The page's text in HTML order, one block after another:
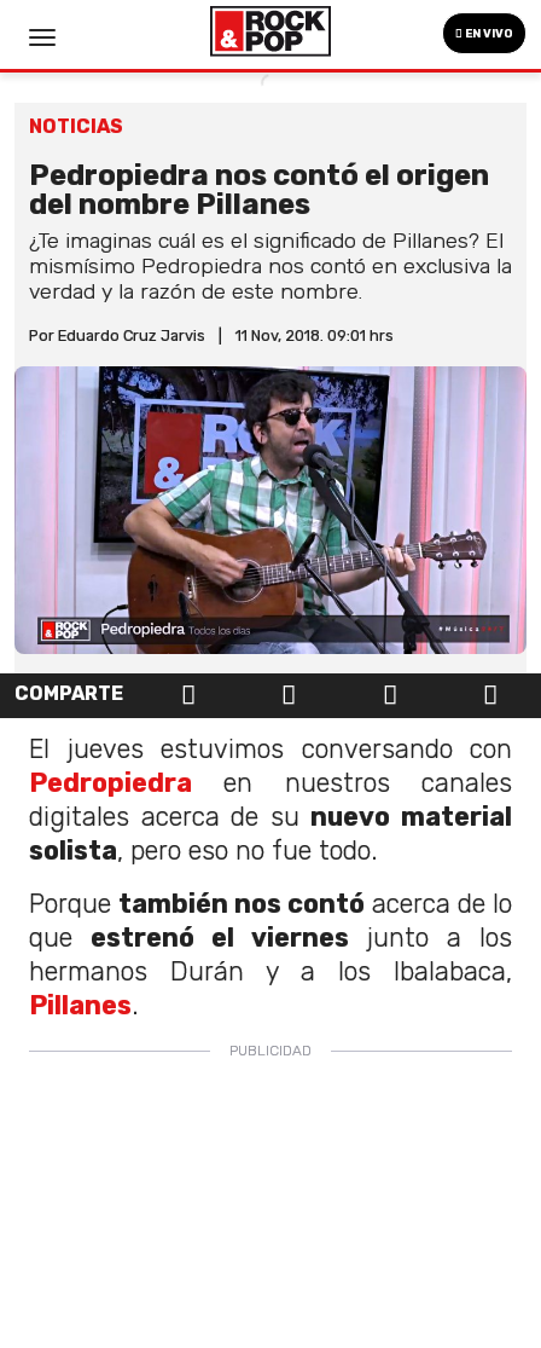
EN VIVO
NOTICIAS
Pedropiedra nos contó el origen
del nombre Pillanes
¿Te imaginas cuál es el significado de Pillanes? El
mismísimo Pedropiedra nos contó en exclusiva la
verdad y la razón de este nombre.
Por Eduardo Cruz Jarvis 11 Nov, 2018. 09:01 hrs
COMPARTE
El jueves estuvimos conversando con
Pedropiedra en nuestros canales
digitales acerca de su nuevo material
solista, pero eso no fue todo.
Porque también nos contó acerca de lo
que estrenó el viernes junto a los
hermanos Durán y a los Ibalabaca,
Pillanes.